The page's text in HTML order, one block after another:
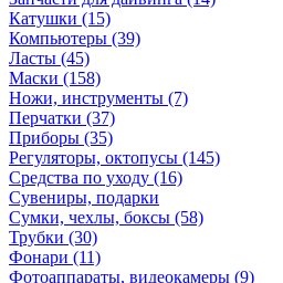
Катушки (15)
Компьютеры (39)
Ласты (45)
Маски (158)
Ножи, инструменты (7)
Перчатки (37)
Приборы (35)
Регуляторы, октопусы (145)
Средства по уходу (16)
Сувениры, подарки
Сумки, чехлы, боксы (58)
Трубки (30)
Фонари (11)
Фотоаппараты, видеокамеры (9)